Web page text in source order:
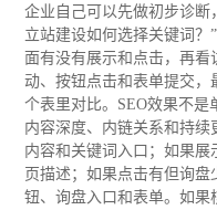
企业自己可以先做初步诊断
立站建设如何选择关键词？
面有没有展示和点击，再
动、按钮点击和表单提交
个表里对比。SEO效果不是
内容深度、内链关系和持
内容和关键词入口；如果展
页描述；如果点击有但询
钮、询盘入口和表单。如果